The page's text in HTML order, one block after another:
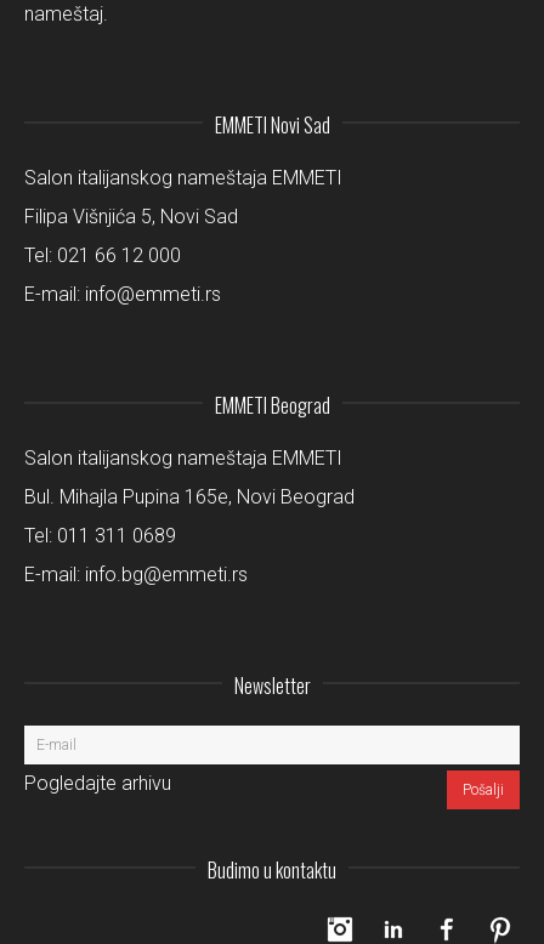
nameštaj.
EMMETI Novi Sad
Salon italijanskog nameštaja EMMETI
Filipa Višnjića 5, Novi Sad
Tel: 021 66 12 000
E-mail: info@emmeti.rs
EMMETI Beograd
Salon italijanskog nameštaja EMMETI
Bul. Mihajla Pupina 165e, Novi Beograd
Tel: 011 311 0689
E-mail: info.bg@emmeti.rs
Newsletter
Pogledajte arhivu
Budimo u kontaktu
InstagramLinkedIn